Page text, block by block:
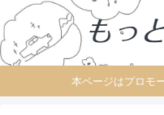
本ページはプロモ